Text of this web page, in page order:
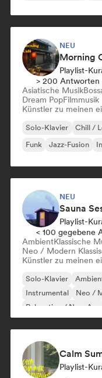
NEU
Playlist-
> 200 Antworten
Asiatische Musik
Dream PopFilmmusik
Künstler zu meinen
Solo-Klavier Chill /
Funk
Jazz-Fusion
NEU
Playlist-
< 100 gegebene
AmbientKlassische
Neo / Modern
Künstler zu meinen
Solo-Klavier
Instrumental
Neo /
Relaxation / New Age
Calm
Playlist-